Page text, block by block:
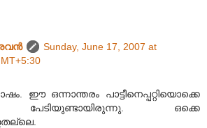
Sunday, June 17, 2007 at
ഈ ഒന്നാന്തരം പാട്ടീനെപ്പറ്റിയൊക്കെ
ഒക്കെ